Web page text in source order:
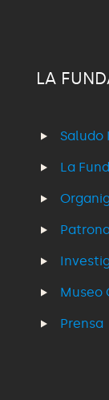
LA
Saludo
La
Museo
Prensa